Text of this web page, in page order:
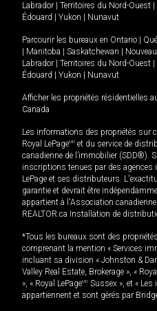
Labrador
Territoires du Nord-Ouest
Édouard
Yukon Nunavut
Parcourir les bureaux en Ontario
Manitoba Saskatchewan
Labrador
Territoires du Nord-Ouest
Édouard
Yukon Nunavut
Afficher les propriétés résidentielles
Canada
Les informations des propriétés sur
Royal LePageMD et du service de
canadienne de l’immobilier (SDD®).
inscriptions tenues par des agences
LePage et ses distributeurs.
garantie et devrait être
appartient à l'Association
REALTOR.ca Installation de
*Tous les bureaux sont des
comprenant la mention « Services
incluant sa division « Johnston &
Valley Real Estate, Brokerage », «
», « Royal LePageMD Sussex », et «
appartiennent et sont gérés par